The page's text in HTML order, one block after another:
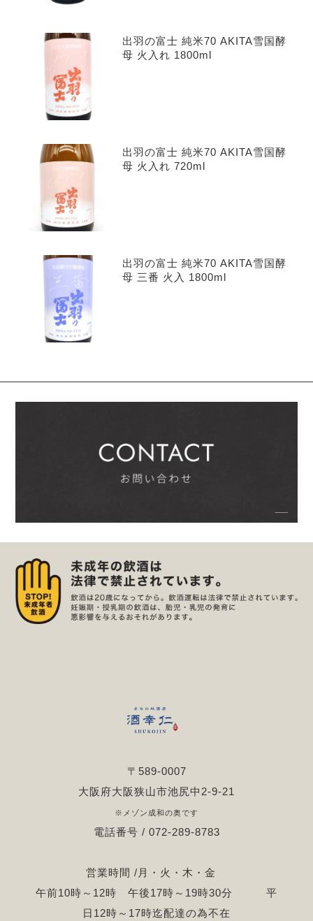
出羽の富士 純米70 AKITA雪国酵
母 火入れ 1800ml
出羽の富士 純米70 AKITA雪国酵
母 火入れ 720ml
出羽の富士 純米70 AKITA雪国酵
母 三番 火入 1800ml
〒589-0007
大阪府大阪狭山市池尻中2-9-21
※メゾン成和の奥です
電話番号 / 072-289-8783
営業時間 /月・火・木・金
午前10時～12時 午後17時～19時30分 平
日12時～17時迄配達の為不在